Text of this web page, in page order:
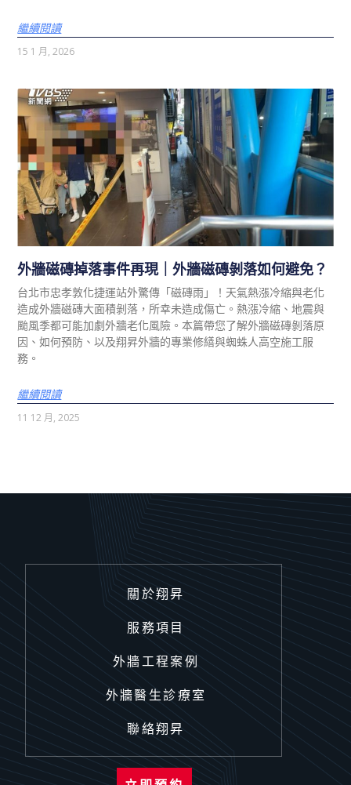
繼續閱讀
15 1 月, 2026
外牆磁磚掉落事件再現｜外牆磁磚剝落如何避免？
台北市忠孝敦化捷運站外驚傳「磁磚雨」！天氣熱漲冷縮與老化
造成外牆磁磚大面積剝落，所幸未造成傷亡。熱漲冷縮、地震與
颱風季都可能加劇外牆老化風險。本篇帶您了解外牆磁磚剝落原
因、如何預防、以及翔昇外牆的專業修繕與蜘蛛人高空施工服
務。
繼續閱讀
11 12 月, 2025
關於翔昇
服務項目
外牆工程案例
外牆醫生診療室
聯絡翔昇